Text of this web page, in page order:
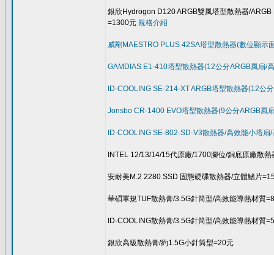
銀欣Hydrogon D120 ARGB雙風塔型散熱器/
=1300元 規格介紹
威剛MAESTRO PLUS 42SA塔型散熱器(數位顯
GAMDIAS E1-410塔型散熱器(12公分ARGB風扇/
ID-COOLING SE-214-XT ARGB塔型散熱器(12公
Jonsbo CR-1400 EVO塔型散熱器(9公分ARGB風
ID-COOLING SE-802-SD-V3散熱器/高效能小塔
INTEL 12/13/14/15代原廠/1700腳位/銅底原廠散熱
安耐美M.2 2280 SSD 固態硬碟散熱器/立體鰭片
華碩軍規TUF散熱膏/3.5G針筒型/高效能導熱材質
ID-COOLING散熱膏/3.5G針筒型/高效能導熱材質
銀欣高級散熱膏/約1.5G小針筒型=20元